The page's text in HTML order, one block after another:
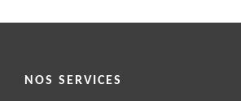
NOS SERVICES